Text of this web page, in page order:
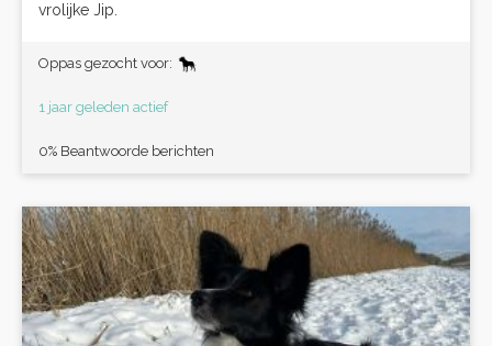
vrolijke Jip.
Oppas gezocht voor:
1 jaar geleden actief
0% Beantwoorde berichten